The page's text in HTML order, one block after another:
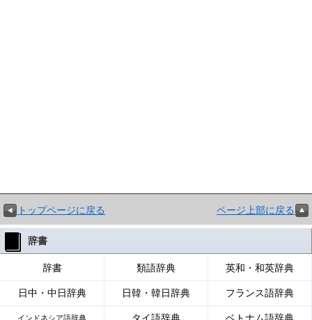
トップページに戻る ページ上部に戻る
辞書
辞書 類語辞典 英和・和英辞典
日中・中日辞典 日韓・韓日辞典 フランス語辞典
インドネシア語辞典